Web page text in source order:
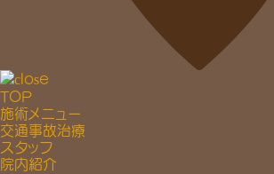
TOP
施術メニュー
交通事故治療
スタッフ
院内紹介